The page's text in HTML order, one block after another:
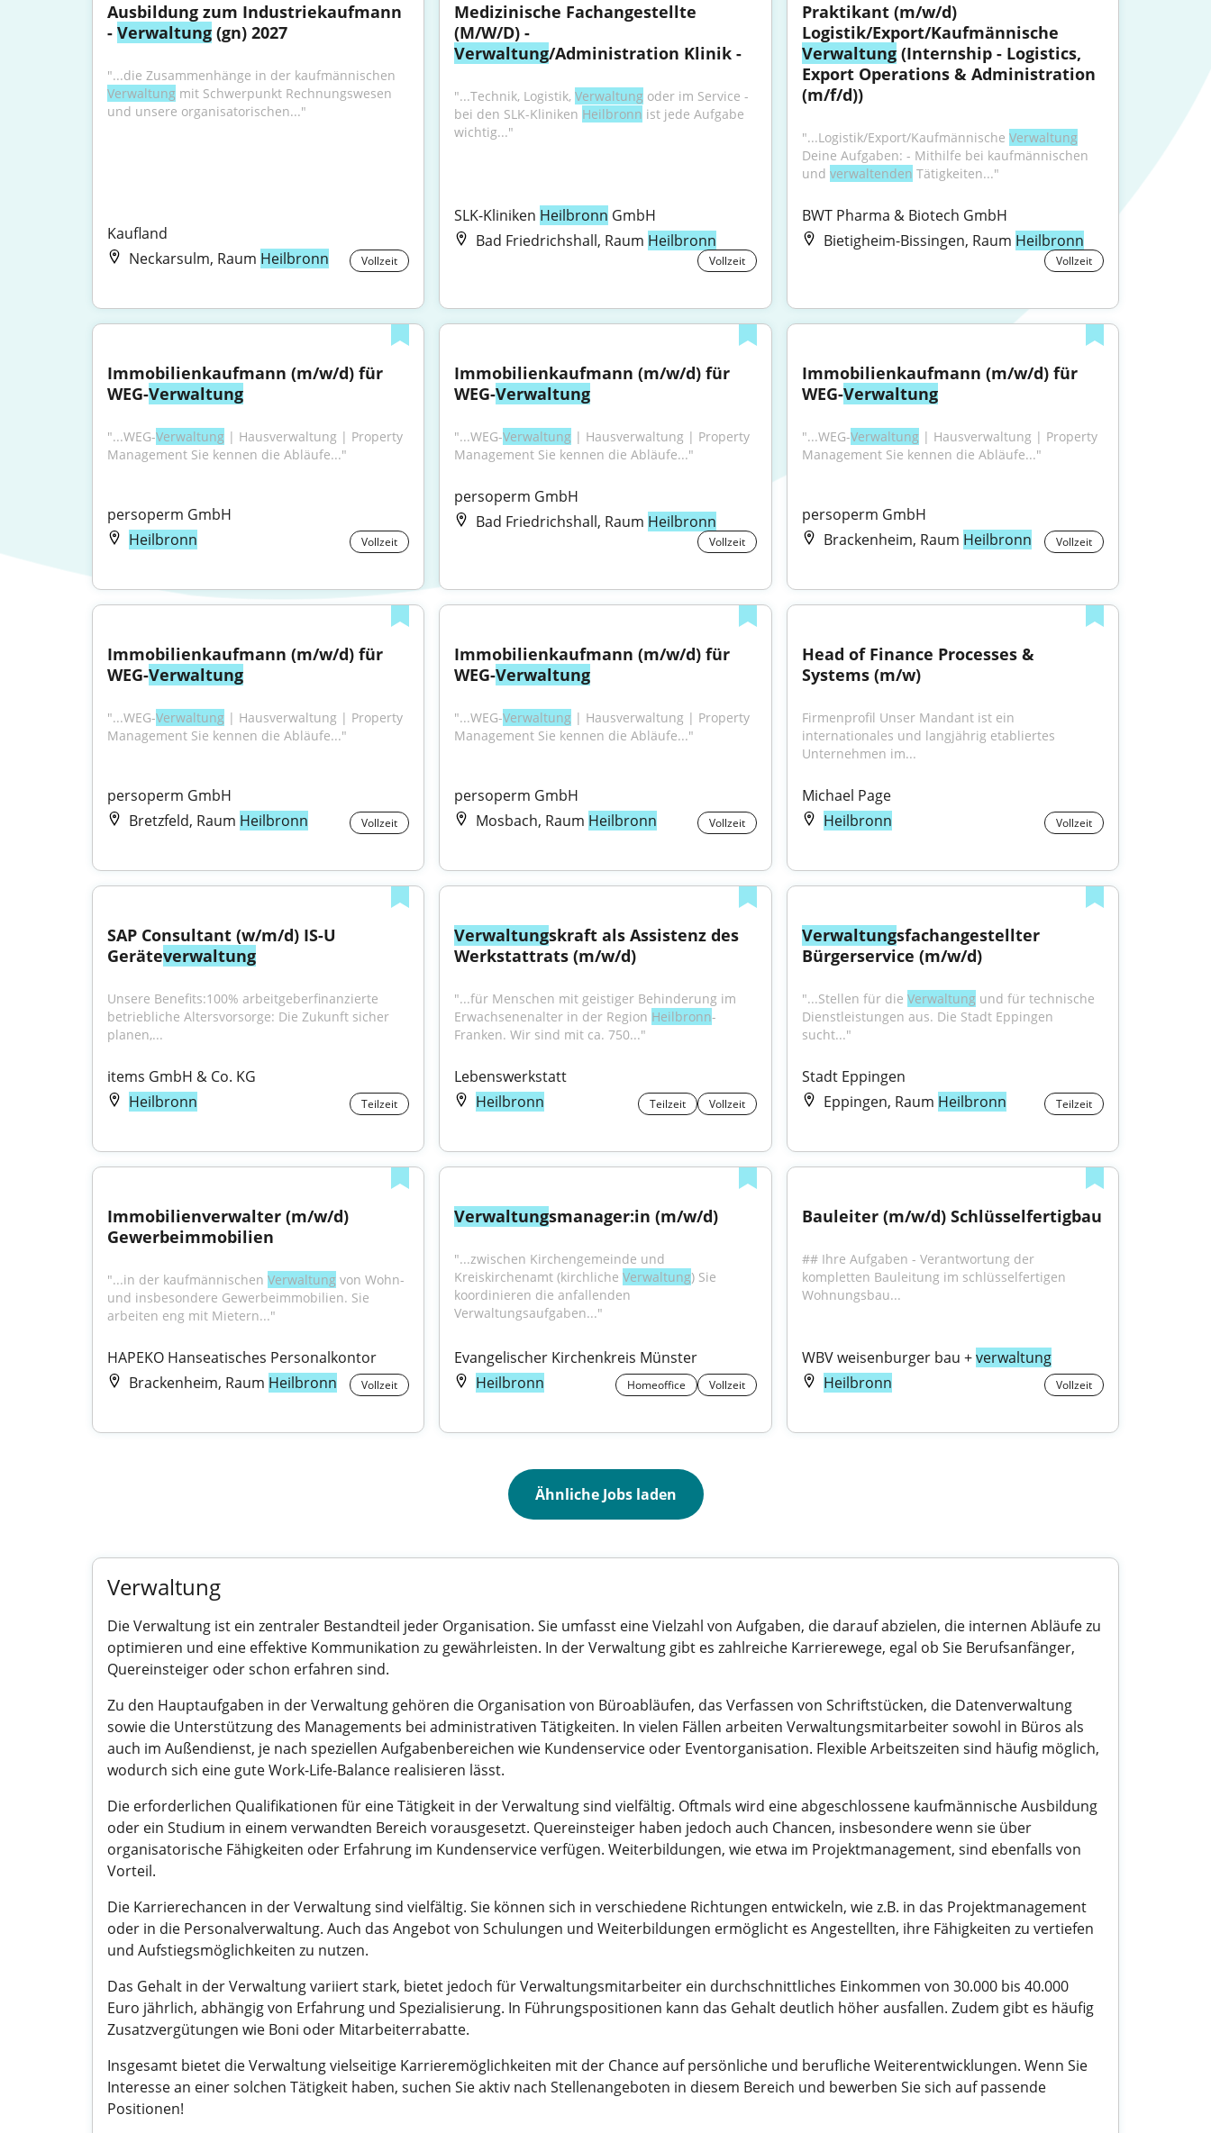
Ausbildung zum Industriekaufmann
- Verwaltung (gn) 2027
Verwaltung mit Schwerpunkt Rechnungswesen
und unsere organisatorischen..."
Kaufland
Neckarsulm, Raum Heilbronn Vollzeit
Medizinische Fachangestellte
Verwaltung/Administration Klinik -
"...Technik, Logistik, Verwaltung oder im Service -
bei den SLK-Kliniken Heilbronn ist jede Aufgabe
wichtig..."
SLK-Kliniken Heilbronn GmbH
Bad Friedrichshall, Raum Heilbronn
Vollzeit
Praktikant (m/w/d)
Verwaltung (Internship - Logistics,
Export Operations & Administration
(m/f/d))
"...Logistik/Export/Kaufmännische Verwaltung
Deine Aufgaben: - Mithilfe bei kaufmännischen
und verwaltenden Tätigkeiten..."
BWT Pharma & Biotech GmbH
Bietigheim-Bissingen, Raum Heilbronn
Vollzeit
Immobilienkaufmann (m/w/d) für
WEG-Verwaltung
"...WEG-Verwaltung | Hausverwaltung | Property
Management Sie kennen die Abläufe..."
persoperm GmbH
Heilbronn
Vollzeit
Immobilienkaufmann (m/w/d) für
WEG-Verwaltung
"...WEG-Verwaltung | Hausverwaltung | Property
Management Sie kennen die Abläufe..."
persoperm GmbH
Bad Friedrichshall, Raum Heilbronn
Vollzeit
Immobilienkaufmann (m/w/d) für
WEG-Verwaltung
"...WEG-Verwaltung | Hausverwaltung | Property
Management Sie kennen die Abläufe..."
persoperm GmbH
Brackenheim, Raum Heilbronn Vollzeit
Immobilienkaufmann (m/w/d) für
WEG-Verwaltung
"...WEG-Verwaltung | Hausverwaltung | Property
Management Sie kennen die Abläufe..."
persoperm GmbH
Bretzfeld, Raum Heilbronn Vollzeit
Immobilienkaufmann (m/w/d) für
WEG-Verwaltung
"...WEG-Verwaltung | Hausverwaltung | Property
Management Sie kennen die Abläufe..."
persoperm GmbH
Mosbach, Raum Heilbronn Vollzeit
Head of Finance Processes &
Systems (m/w)
Firmenprofil Unser Mandant ist ein
internationales und langjährig etabliertes
Unternehmen im...
Michael Page
Heilbronn
Vollzeit
SAP Consultant (w/m/d) IS-U
Geräteverwaltung
Unsere Benefits:100% arbeitgeberfinanzierte
betriebliche Altersvorsorge: Die Zukunft sicher
planen,...
items GmbH & Co. KG
Heilbronn
Teilzeit
Verwaltungskraft als Assistenz des
Werkstattrats (m/w/d)
"...für Menschen mit geistiger Behinderung im
Erwachsenenalter in der Region Heilbronn-
Franken. Wir sind mit ca. 750..."
Lebenswerkstatt
Heilbronn
Teilzeit Vollzeit
Verwaltungsfachangestellter
Bürgerservice (m/w/d)
"...Stellen für die Verwaltung und für technische
Dienstleistungen aus. Die Stadt Eppingen
sucht..."
Stadt Eppingen
Eppingen, Raum Heilbronn Teilzeit
Immobilienverwalter (m/w/d)
Gewerbeimmobilien
"...in der kaufmännischen Verwaltung von Wohn-
und insbesondere Gewerbeimmobilien. Sie
arbeiten eng mit Mietern..."
HAPEKO Hanseatisches Personalkontor
Brackenheim, Raum Heilbronn Vollzeit
Verwaltungsmanager:in (m/w/d)
"...zwischen Kirchengemeinde und
Kreiskirchenamt (kirchliche Verwaltung) Sie
koordinieren die anfallenden
Verwaltungsaufgaben..."
Evangelischer Kirchenkreis Münster
Heilbronn
Homeoffice Vollzeit
Bauleiter (m/w/d) Schlüsselfertigbau
## Ihre Aufgaben - Verantwortung der
kompletten Bauleitung im schlüsselfertigen
Wohnungsbau...
WBV weisenburger bau + verwaltung
Heilbronn
Vollzeit
Ähnliche Jobs laden
Verwaltung
Die Verwaltung ist ein zentraler Bestandteil jeder Organisation. Sie umfasst eine Vielzahl von Aufgaben, die darauf abzielen, die internen Abläufe zu
optimieren und eine effektive Kommunikation zu gewährleisten. In der Verwaltung gibt es zahlreiche Karrierewege, egal ob Sie Berufsanfänger,
Quereinsteiger oder schon erfahren sind.
Zu den Hauptaufgaben in der Verwaltung gehören die Organisation von Büroabläufen, das Verfassen von Schriftstücken, die Datenverwaltung
sowie die Unterstützung des Managements bei administrativen Tätigkeiten. In vielen Fällen arbeiten Verwaltungsmitarbeiter sowohl in Büros als
auch im Außendienst, je nach speziellen Aufgabenbereichen wie Kundenservice oder Eventorganisation. Flexible Arbeitszeiten sind häufig möglich,
wodurch sich eine gute Work-Life-Balance realisieren lässt.
Die erforderlichen Qualifikationen für eine Tätigkeit in der Verwaltung sind vielfältig. Oftmals wird eine abgeschlossene kaufmännische Ausbildung
oder ein Studium in einem verwandten Bereich vorausgesetzt. Quereinsteiger haben jedoch auch Chancen, insbesondere wenn sie über
organisatorische Fähigkeiten oder Erfahrung im Kundenservice verfügen. Weiterbildungen, wie etwa im Projektmanagement, sind ebenfalls von
Vorteil.
Die Karrierechancen in der Verwaltung sind vielfältig. Sie können sich in verschiedene Richtungen entwickeln, wie z.B. in das Projektmanagement
oder in die Personalverwaltung. Auch das Angebot von Schulungen und Weiterbildungen ermöglicht es Angestellten, ihre Fähigkeiten zu vertiefen
und Aufstiegsmöglichkeiten zu nutzen.
Das Gehalt in der Verwaltung variiert stark, bietet jedoch für Verwaltungsmitarbeiter ein durchschnittliches Einkommen von 30.000 bis 40.000
Euro jährlich, abhängig von Erfahrung und Spezialisierung. In Führungspositionen kann das Gehalt deutlich höher ausfallen. Zudem gibt es häufig
Zusatzvergütungen wie Boni oder Mitarbeiterrabatte.
Insgesamt bietet die Verwaltung vielseitige Karrieremöglichkeiten mit der Chance auf persönliche und berufliche Weiterentwicklungen. Wenn Sie
Interesse an einer solchen Tätigkeit haben, suchen Sie aktiv nach Stellenangeboten in diesem Bereich und bewerben Sie sich auf passende
Positionen!